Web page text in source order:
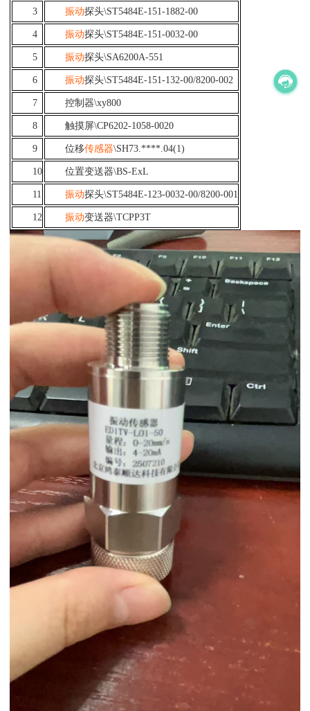
3 振动探头\ST5484E-151-1882-00
4 振动探头\ST5484E-151-0032-00
5 振动探头\SA6200A-551
6 振动探头\ST5484E-151-132-00/8200-002
7 控制器\xy800
8 触摸屏\CP6202-1058-0020
9 位移传感器\SH73.****.04(1)
10 位置变送器\BS-ExL
11 振动探头\ST5484E-123-0032-00/8200-001
12 振动变送器\TCPP3T